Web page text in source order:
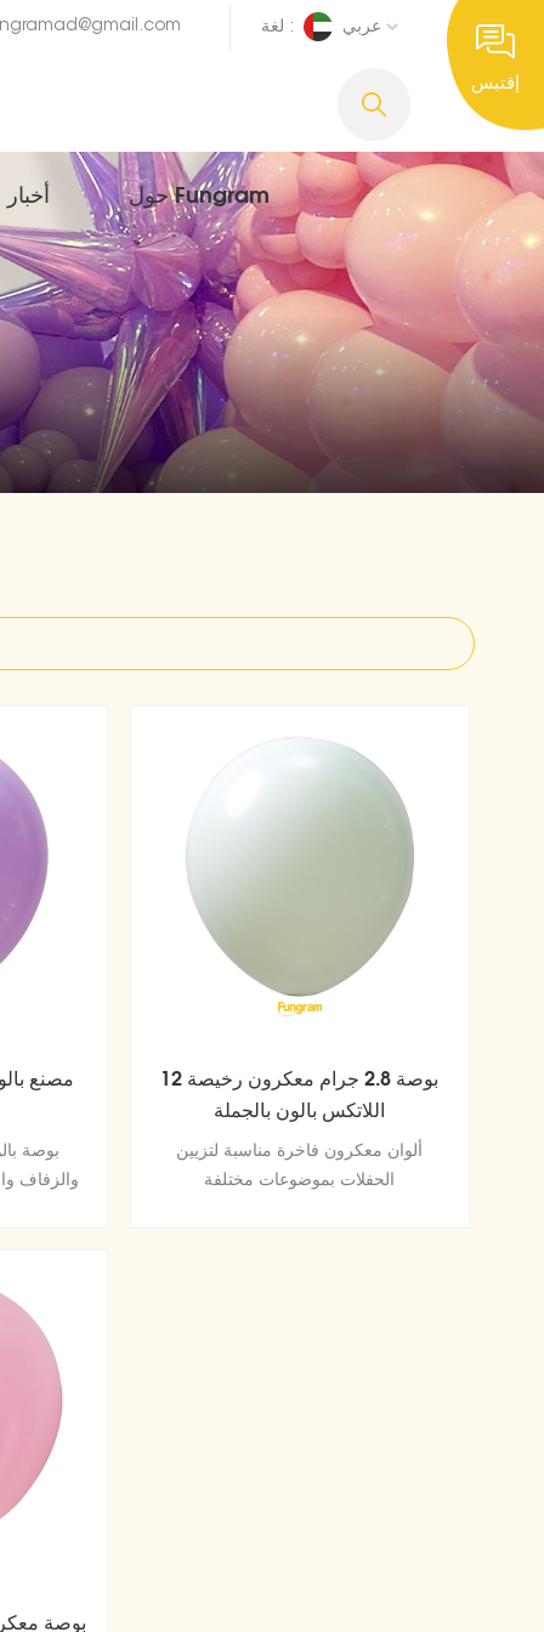
إقتبس
لغة : عربي
أخبار
حول Fungram
مصنع
والزفاف
12 بوصة 2.8 جرام معكرون رخيصة
اللاتكس بالون بالجملة
ألوان معكرون فاخرة مناسبة لتزيين
الحفلات بموضوعات مختلفة